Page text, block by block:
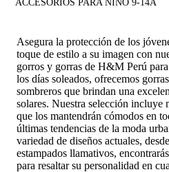
ACCESORIOS PARA NIÑO 9-14A
Asegura la protección de los
toque de estilo a su imagen con
gorros y gorras de H&M Perú
los días soleados, ofrecemos
sombreros que brindan una
solares. Nuestra selección incluye
que los mantendrán cómodos en
últimas tendencias de la moda
variedad de diseños actuales,
estampados llamativos,
para resaltar su personalidad en